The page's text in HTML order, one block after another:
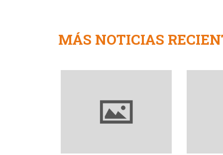
MÁS NOTICIAS